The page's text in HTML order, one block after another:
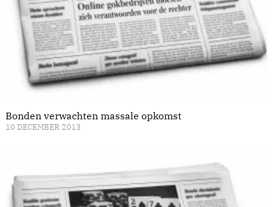
Bonden verwachten massale opkomst
10 DECEMBER 2013